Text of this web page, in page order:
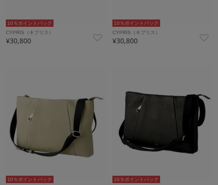
10％ポイントバック
CYPRIS（キプリス）
¥30,800
10％ポイントバック
CYPRIS（キプリス）
¥30,800
10％ポイントバック
10％ポイントバック